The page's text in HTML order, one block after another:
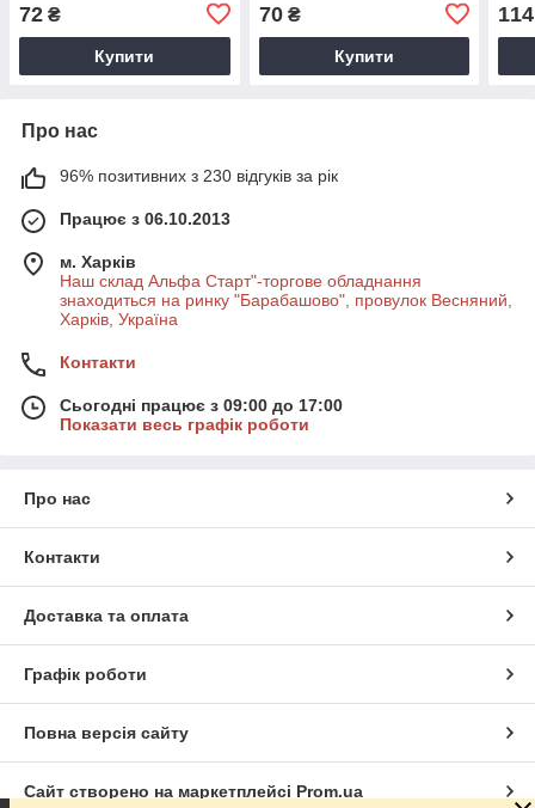
72 ₴
Купити
70₴
Купити
114
Про нас
96% позитивних з 230 відгуків за рік
Працює з 06.10.2013
м. Харків
Наш склад Альфа Старт"-торгове обладнання
знаходиться на ринку "Барабашово", провулок Весняний,
Харків, Україна
Контакти
Сьогодні працює з 09:00 до 17:00
Показати весь графік роботи
Про нас
Контакти
Доставка та оплата
Графік роботи
Повна версія сайту
Сайт створено на маркетплейсі Prom.ua